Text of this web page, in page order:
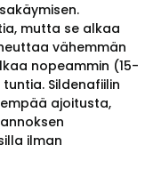
mutta se alkaa
vähemmän
nopeammin (15-
Sildenafiilin
ajoitusta,
ilman